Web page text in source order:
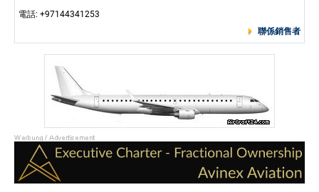
電話: +97144341253
聯係銷售者